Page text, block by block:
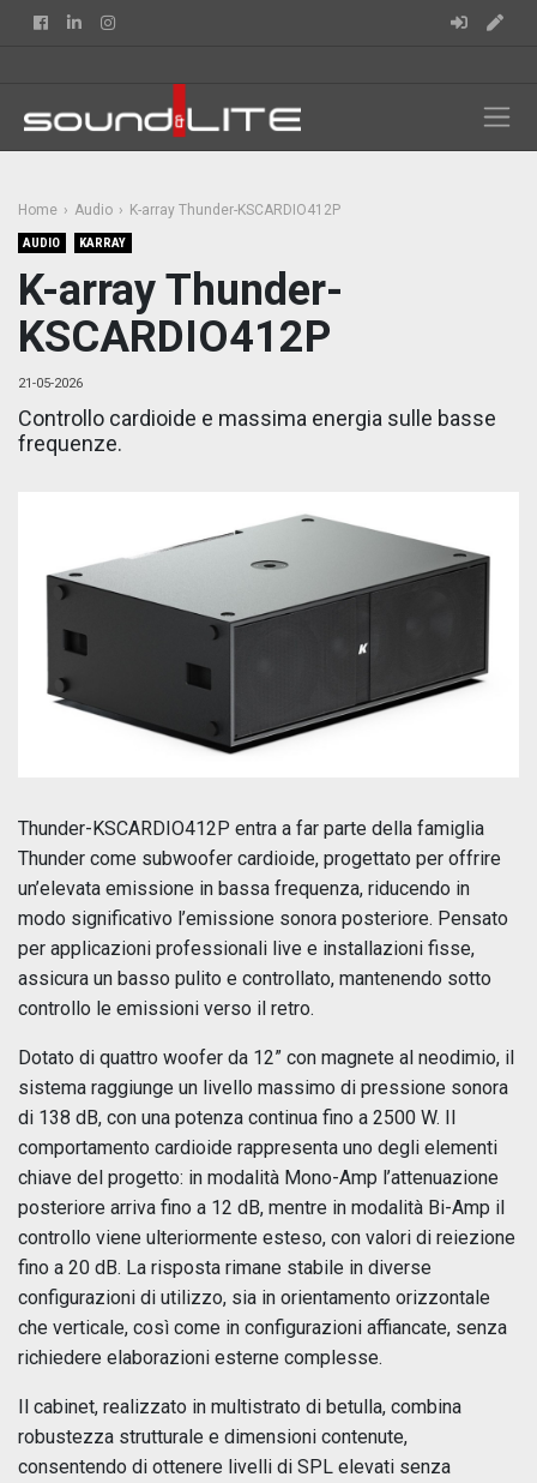
FacebookLinkedin
Home Audio K-array Thunder-KSCARDIO412P
AUDIO KARRAY
K-array Thunder-
KSCARDIO412P
21-05-2026
Controllo cardioide e massima energia sulle basse
frequenze.
Thunder-KSCARDIO412P entra a far parte della famiglia
Thunder come subwoofer cardioide, progettato per offrire
un’elevata emissione in bassa frequenza, riducendo in
modo significativo l’emissione sonora posteriore. Pensato
per applicazioni professionali live e installazioni fisse,
assicura un basso pulito e controllato, mantenendo sotto
controllo le emissioni verso il retro.
Dotato di quattro woofer da 12” con magnete al neodimio, il
sistema raggiunge un livello massimo di pressione sonora
di 138 dB, con una potenza continua fino a 2500 W. Il
comportamento cardioide rappresenta uno degli elementi
chiave del progetto: in modalità Mono-Amp l’attenuazione
posteriore arriva fino a 12 dB, mentre in modalità Bi-Amp il
controllo viene ulteriormente esteso, con valori di reiezione
fino a 20 dB. La risposta rimane stabile in diverse
configurazioni di utilizzo, sia in orientamento orizzontale
che verticale, così come in configurazioni affiancate, senza
richiedere elaborazioni esterne complesse.
Il cabinet, realizzato in multistrato di betulla, combina
robustezza strutturale e dimensioni contenute,
consentendo di ottenere livelli di SPL elevati senza